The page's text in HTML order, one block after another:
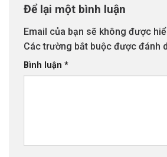
Để lại một bình luận
Email của bạn sẽ không được
Các trường bắt buộc được đánh
Bình luận *